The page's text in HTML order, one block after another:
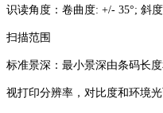
识读角度：卷曲度: +/- 35°; 斜
扫描范围
标准景深：最小景深由条码长度
视打印分辨率，对比度和环境光